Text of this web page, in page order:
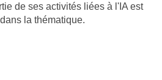
de ses activités liées à l'IA est
la thématique.